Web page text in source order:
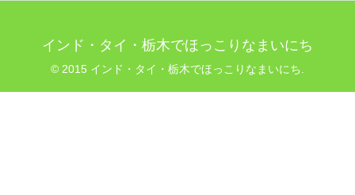
インド・タイ・栃木でほっこりなまいにち
© 2015 インド・タイ・栃木でほっこりなまいにち.